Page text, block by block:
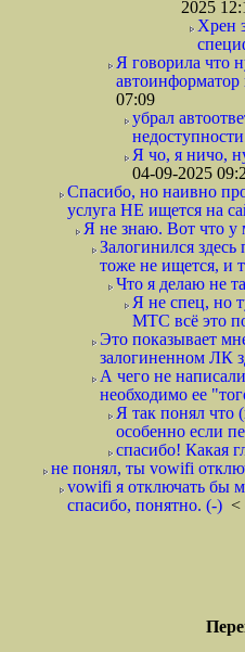
2025
Хрен
Я говорила что
автоинформатор
07:09
убрал
Я чо, я ничо,
04-09-2025
Спасибо, но наивно
услуга НЕ ищется на
Я не знаю. Вот что у
Залогинился
тоже не ищется,
Что я делаю не
Я не спец, но
МТС всё это
Это показывает
залогиненном ЛК
А чего не
необходимо ее
Я так понял что
особенно если
спасибо! Какая
не понял, ты vowifi
vowifi я отключать бы
спасибо, понятно. (-) <